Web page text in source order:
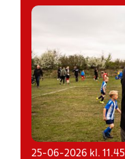
25-06-2026 kl. 11.45